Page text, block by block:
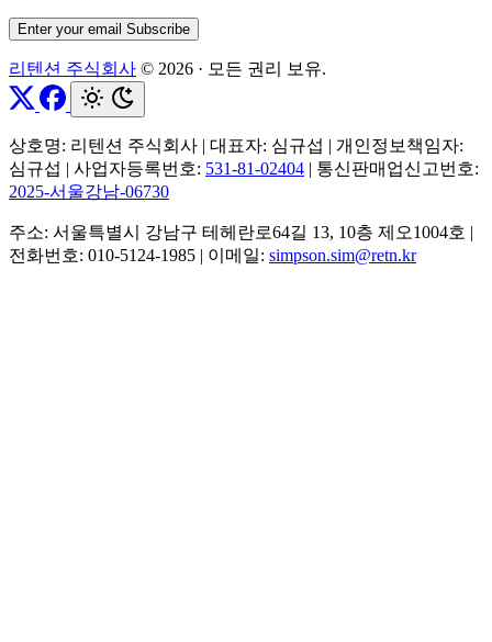
Enter your email Subscribe
리텐션 주식회사 © 2026 · 모든 권리 보유.
상호명: 리텐션 주식회사 | 대표자: 심규섭 | 개인정보책임자:
심규섭 | 사업자등록번호: 531-81-02404 | 통신판매업신고번호:
2025-서울강남-06730
주소: 서울특별시 강남구 테헤란로64길 13, 10층 제오1004호 |
전화번호: 010-5124-1985 | 이메일: simpson.sim@retn.kr